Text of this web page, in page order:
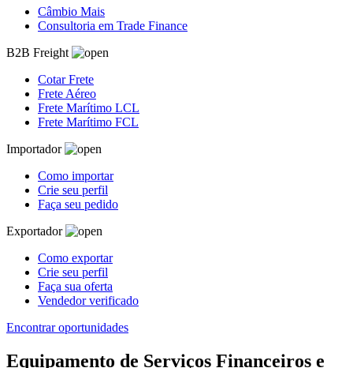
Câmbio Mais
Consultoria em Trade Finance
B2B Freight
Cotar Frete
Frete Aéreo
Frete Marítimo LCL
Frete Marítimo FCL
Importador
Como importar
Crie seu perfil
Faça seu pedido
Exportador
Como exportar
Crie seu perfil
Faça sua oferta
Vendedor verificado
Encontrar oportunidades
Equipamento de Serviços Financeiros e